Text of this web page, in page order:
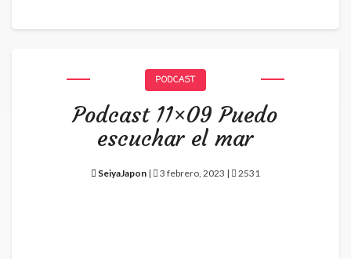
PODCAST
Podcast 11×09 Puedo
escuchar el mar
SeiyaJapon | 3 febrero, 2023 | 2531